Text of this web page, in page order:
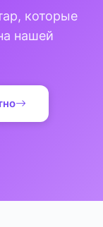
которые
нашей